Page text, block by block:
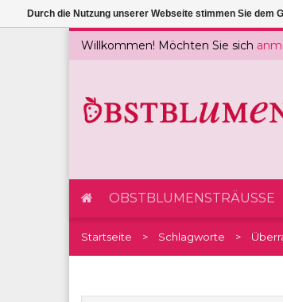
Willkommen! Möchten Sie sich
OBSTBLUMENSTRÄUSSE
Startseite Schlagworte
Durch die Nutzung unserer Webseite stimmen Sie dem